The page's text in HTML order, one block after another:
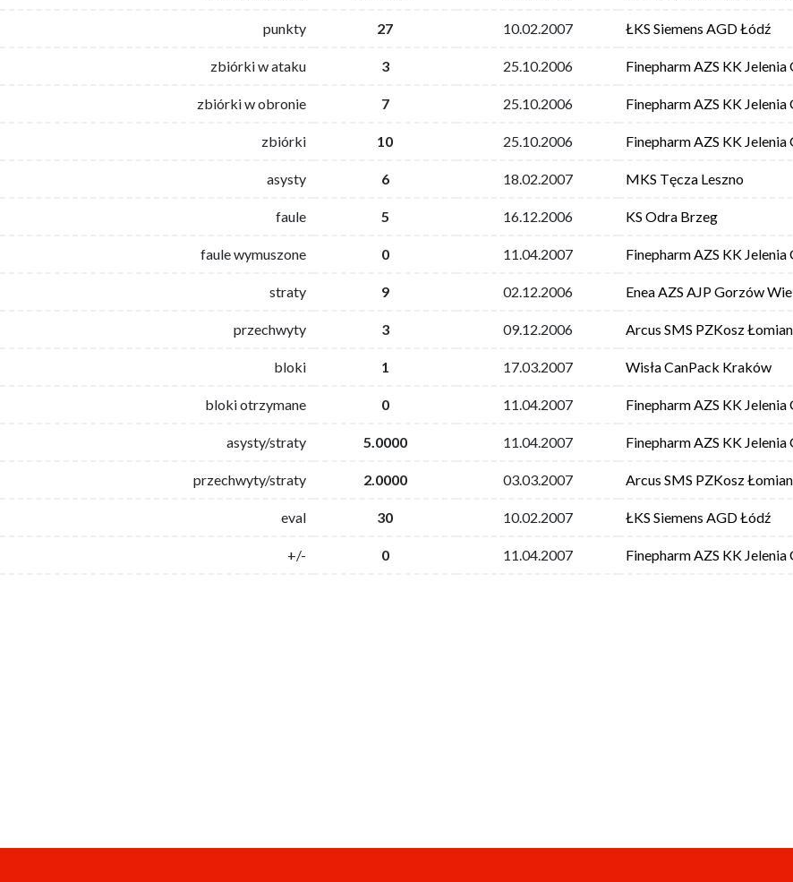
punkty 27 10.02.2007 ŁKS Siemens AGD Łódź
zbiórki w ataku 3 25.10.2006 Finepharm AZS KK Jelenia
zbiórki w obronie 7 25.10.2006 Finepharm AZS KK Jelenia
zbiórki 10 25.10.2006 Finepharm AZS KK Jelenia
asysty 6 18.02.2007 MKS Tęcza Leszno
faule 5 16.12.2006 KS Odra Brzeg
faule wymuszone 0 11.04.2007 Finepharm AZS KK Jelenia
straty 9 02.12.2006 Enea AZS AJP Gorzów
przechwyty 3 09.12.2006 Arcus SMS PZKosz
bloki 1 17.03.2007 Wisła CanPack Kraków
bloki otrzymane 0 11.04.2007 Finepharm AZS KK Jelenia
asysty/straty 5.0000 11.04.2007 Finepharm AZS KK Jelenia
przechwyty/straty 2.0000 03.03.2007 Arcus SMS PZKosz
eval 30 10.02.2007 ŁKS Siemens AGD Łódź
+/- 0 11.04.2007 Finepharm AZS KK Jelenia